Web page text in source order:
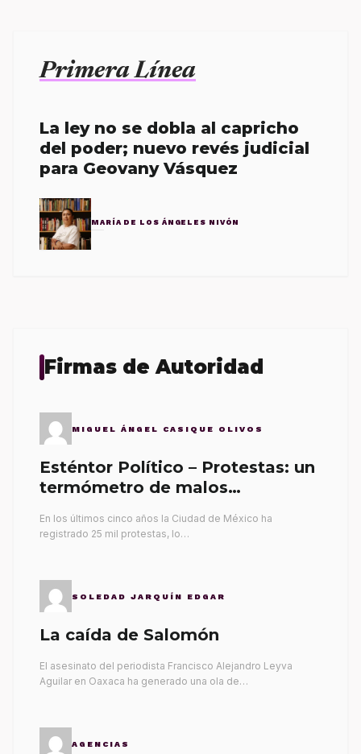
Primera Línea
La ley no se dobla al capricho
del poder; nuevo revés judicial
para Geovany Vásquez
MARÍA DE LOS ÁNGELES NIVÓN
Firmas de Autoridad
MIGUEL ÁNGEL CASIQUE OLIVOS
Esténtor Político – Protestas: un
termómetro de malos
En los últimos cinco años la Ciudad de México ha
registrado 25 mil protestas, lo…
SOLEDAD JARQUÍN EDGAR
La caída de Salomón
El asesinato del periodista Francisco Alejandro Leyva
Aguilar en Oaxaca ha generado una ola de…
AGENCIAS